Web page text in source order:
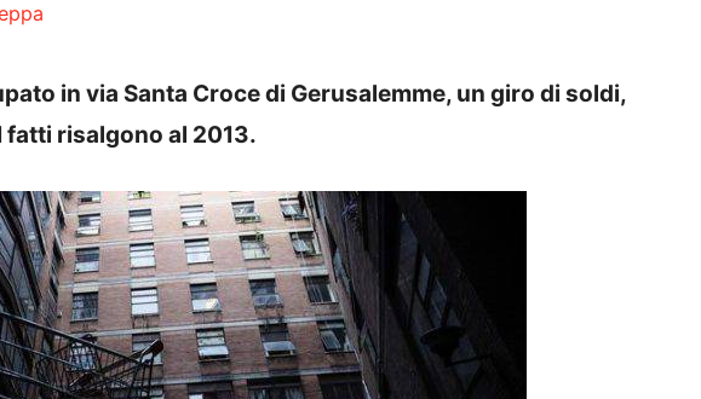
in via Santa Croce di Gerusalemme, un giro di soldi,
fatti risalgono al 2013.